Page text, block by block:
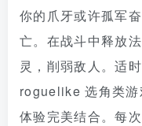
你的爪牙或许孤军
亡。在战斗中释放
灵，削弱敌人。适
roguelike 选角类游
体验完美结合。每